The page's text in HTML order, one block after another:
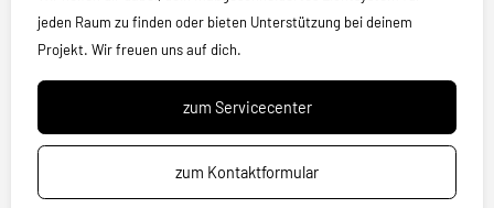
jeden Raum zu finden oder bieten Unterstützung bei deinem
Projekt. Wir freuen uns auf dich.
zum Servicecenter
zum Kontaktformular